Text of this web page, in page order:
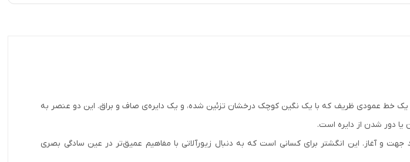
یک خط عمودی ظریف که با یک نگین کوچک درخشان تزئین شده، و یک دایره‌ی صاف و براق. این دو عنصر به
یا دور شدن از دایره است.
و آغاز. این انگشتر برای کسانی است که به دنبال زیورآلاتی با مفاهیم عمیق‌تر در عین سادگی بصری